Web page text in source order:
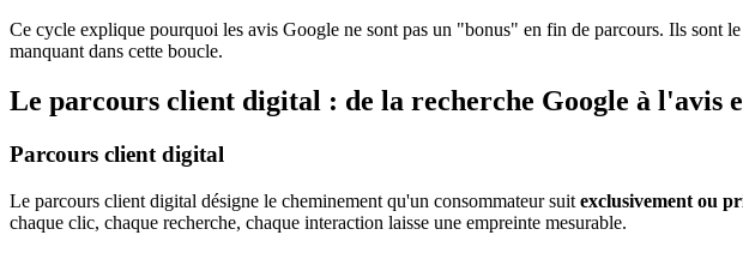
Ce cycle explique pourquoi les avis Google ne sont pas un "bonus" en fin de parcours. Ils sont le
manquant dans cette boucle.
Le parcours client digital : de la recherche Google à l'avis
Parcours client digital
Le parcours client digital désigne le cheminement qu'un consommateur suit exclusivement ou
chaque clic, chaque recherche, chaque interaction laisse une empreinte mesurable.